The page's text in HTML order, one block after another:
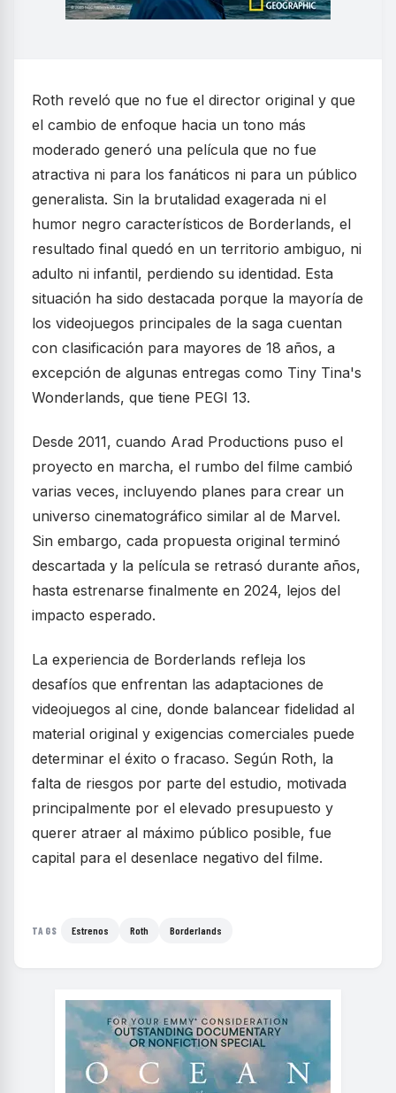
Roth reveló que no fue el director original y que
el cambio de enfoque hacia un tono más
moderado generó una película que no fue
atractiva ni para los fanáticos ni para un público
generalista. Sin la brutalidad exagerada ni el
humor negro característicos de Borderlands, el
resultado final quedó en un territorio ambiguo, ni
adulto ni infantil, perdiendo su identidad. Esta
situación ha sido destacada porque la mayoría de
los videojuegos principales de la saga cuentan
con clasificación para mayores de 18 años, a
excepción de algunas entregas como Tiny Tina's
Wonderlands, que tiene PEGI 13.
Desde 2011, cuando Arad Productions puso el
proyecto en marcha, el rumbo del filme cambió
varias veces, incluyendo planes para crear un
universo cinematográfico similar al de Marvel.
Sin embargo, cada propuesta original terminó
descartada y la película se retrasó durante años,
hasta estrenarse finalmente en 2024, lejos del
impacto esperado.
La experiencia de Borderlands refleja los
desafíos que enfrentan las adaptaciones de
videojuegos al cine, donde balancear fidelidad al
material original y exigencias comerciales puede
determinar el éxito o fracaso. Según Roth, la
falta de riesgos por parte del estudio, motivada
principalmente por el elevado presupuesto y
querer atraer al máximo público posible, fue
capital para el desenlace negativo del filme.
TAGS Estrenos Roth Borderlands